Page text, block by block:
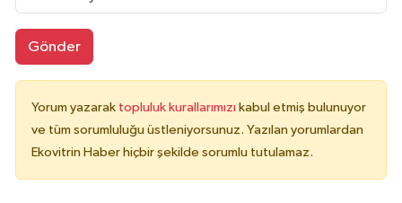
Gönder
Yorum yazarak topluluk kurallarımızı kabul etmiş bulunuyor
ve tüm sorumluluğu üstleniyorsunuz. Yazılan yorumlardan
Ekovitrin Haber hiçbir şekilde sorumlu tutulamaz.